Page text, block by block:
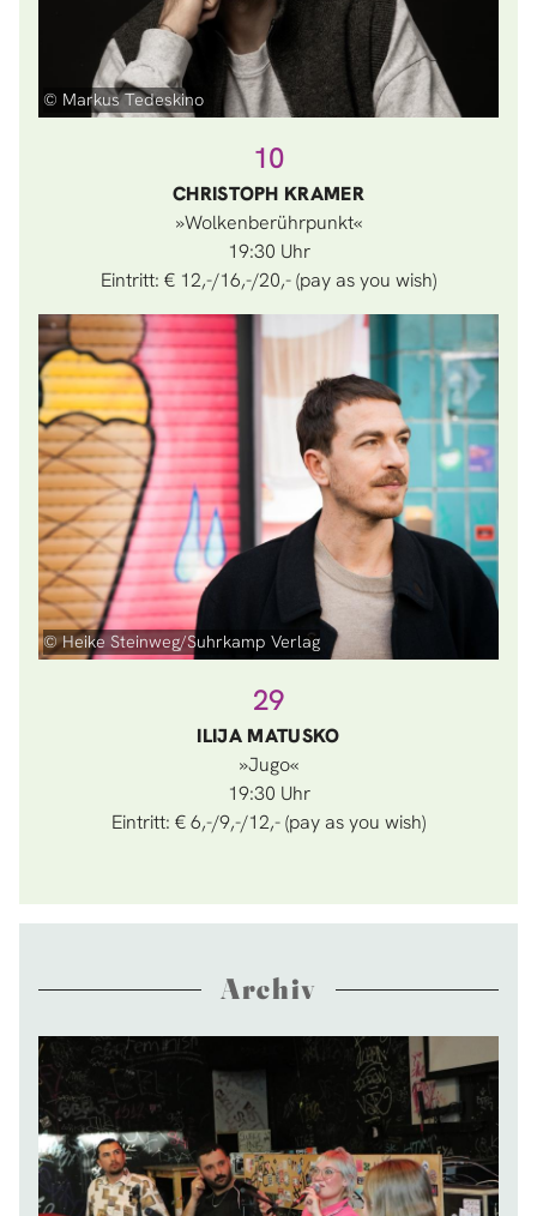
© Markus Tedeskino
10
CHRISTOPH KRAMER
»Wolkenberührpunkt«
19:30
Eintritt: € 12,-/16,-/20,- (pay as you wish)
© Heike Steinweg/Suhrkamp Verlag
29
ILIJA MATUSKO
»Jugo«
19:30
Eintritt: € 6,-/9,-/12,- (pay as you wish)
Archiv